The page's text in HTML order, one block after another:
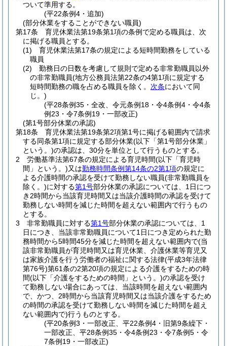
ついて準用する。
(平22条例4・追加)
(部分休業をすることができない職員)
第17条
育児休業法第19条第1項の条例で定める職員は、次
に掲げる職員とする。
(1)
育児休業法第17条の規定による短時間勤務をしている
職員
(2)
勤務日の日数を考慮して規則で定める非常勤職員以外
の非常勤職員(地方公務員法第22条の4第1項に規定する
短時間勤務の職を占める職員を除く。 次条において同
じ。)
(平28条例35・全改、令元条例18・令4条例4・令4条
例23・令7条例19・一部改正)
(第1号部分休業の承認)
第18条
育児休業法第19条第2項第1号に掲げる範囲内で請求
する同条第1項に規定する部分休業(以下「第1号部分休業」
という。)の承認は、30分を単位として行うものとする。
2
労働基準法第67条の規定による育児時間(以下「育児時
間」という。)又は勤務時間条例第14条の2第1項の規定に
よる介護時間の承認を受けて勤務しない職員(非常勤職員を
除く。)に対する第1号部分休業の承認については、1日につ
き2時間から当該育児時間又は当該介護時間の承認を受けて
勤務しない時間を減じた時間を超えない範囲内で行うもの
とする。
3
非常勤職員に対する第1号部分休業の承認については、1
日につき、当該非常勤職員について1日につき定められた勤
務時間から5時間45分を減じた時間を超えない範囲内で(当
該非常勤職員が育児時間又は育児休業、介護休業等育児又
は家族介護を行う労働者の福祉に関する法律(平成3年法律
第76号)第61条の2第20項の規定による介護をするための時
間(以下「介護をするための時間」という。)の承認を受け
て勤務しない場合にあっては、当該時間を超えない範囲内
で、かつ、2時間から当該育児時間又は当該介護をするため
の時間の承認を受けて勤務しない時間を減じた時間を超え
ない範囲内で)行うものとする。
(平20条例3・一部改正、平22条例4・旧第9条繰下・
一部改正、平28条例35・令4条例23・令7条例5・令
7条例19・一部改正)